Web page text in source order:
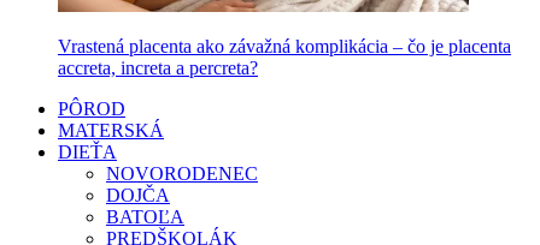
Vrastená placenta ako závažná komplikácia – čo je placenta
accreta, increta a percreta?
PÔROD
MATERSKÁ
DIEŤA
NOVORODENEC
DOJČA
BATOĽA
PREDŠKOLÁK